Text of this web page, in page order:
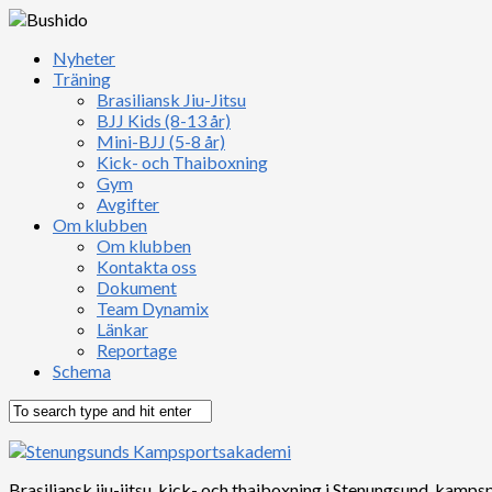
Nyheter
Träning
Brasiliansk Jiu-Jitsu
BJJ Kids (8-13 år)
Mini-BJJ (5-8 år)
Kick- och Thaiboxning
Gym
Avgifter
Om klubben
Om klubben
Kontakta oss
Dokument
Team Dynamix
Länkar
Reportage
Schema